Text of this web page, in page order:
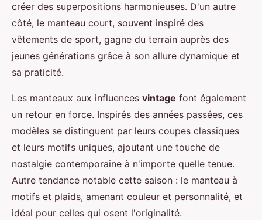
créer des superpositions harmonieuses. D'un autre
côté, le manteau court, souvent inspiré des
vêtements de sport, gagne du terrain auprès des
jeunes générations grâce à son allure dynamique et
sa praticité.
Les manteaux aux influences vintage font également
un retour en force. Inspirés des années passées, ces
modèles se distinguent par leurs coupes classiques
et leurs motifs uniques, ajoutant une touche de
nostalgie contemporaine à n'importe quelle tenue.
Autre tendance notable cette saison : le manteau à
motifs et plaids, amenant couleur et personnalité, et
idéal pour celles qui osent l'originalité.